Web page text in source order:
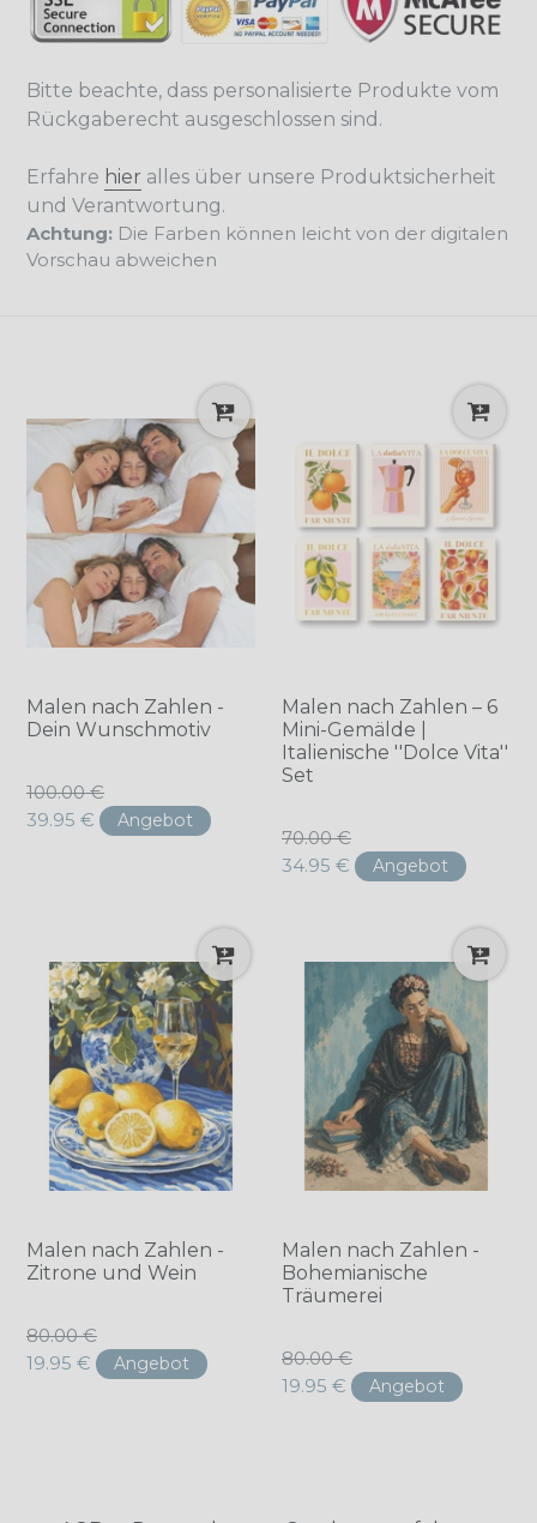
Bitte beachte, dass personalisierte Produkte vom
Rückgaberecht ausgeschlossen sind.
Erfahre hier alles über unsere Produktsicherheit
und Verantwortung.
Achtung: Die Farben können leicht von der digitalen
Vorschau abweichen
Malen nach Zahlen -
Dein Wunschmotiv
Normaler
Preis
100.00 €
39.95 €
Angebot
Malen nach Zahlen – 6
Mini-Gemälde |
Italienische ''Dolce Vita''
Set
Normaler
Preis
70.00 €
34.95 €
Angebot
Malen nach Zahlen -
Zitrone und Wein
Normaler
Preis
80.00 €
19.95 €
Angebot
Malen nach Zahlen -
Bohemianische
Träumerei
Normaler
Preis
80.00 €
19.95 €
Angebot